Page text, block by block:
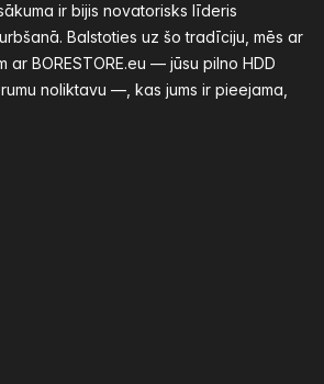
ir bijis novatorisks līderis
Balstoties uz šo tradīciju, mēs ar
ar BORESTORE.eu — jūsu pilno HDD
noliktavu —, kas jums ir pieejama,